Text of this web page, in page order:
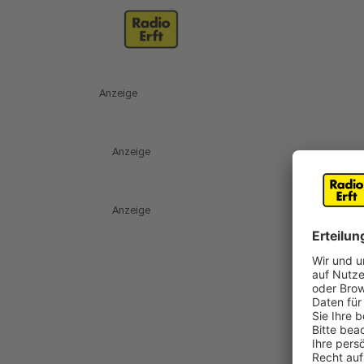
Anzeige
Anzeige
Anzeige